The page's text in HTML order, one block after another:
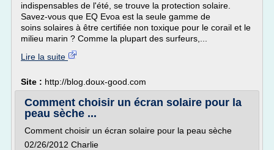
indispensables de l'été, se trouve la protection solaire.
Savez-vous que EQ Evoa est la seule gamme de
soins solaires à être certifiée non toxique pour le corail et le
milieu marin ? Comme la plupart des surfeurs,...
Lire la suite
Site : http://blog.doux-good.com
Comment choisir un écran solaire pour la
peau sèche ...
Comment choisir un écran solaire pour la peau sèche
02/26/2012 Charlie